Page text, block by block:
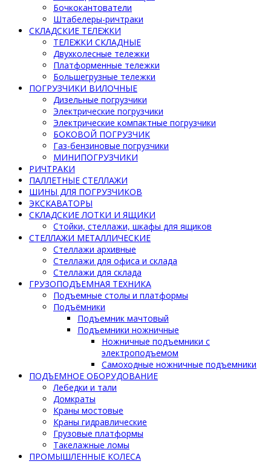
Бочкокантователи
Штабелеры-ричтраки
СКЛАДСКИЕ ТЕЛЕЖКИ
ТЕЛЕЖКИ СКЛАДНЫЕ
Двухколесные тележки
Платформенные тележки
Большегрузные тележки
ПОГРУЗЧИКИ ВИЛОЧНЫЕ
Дизельные погрузчики
Электрические погрузчики
Электрические компактные погрузчики
БОКОВОЙ ПОГРУЗЧИК
Газ-бензиновые погрузчики
МИНИПОГРУЗЧИКИ
РИЧТРАКИ
ПАЛЛЕТНЫЕ СТЕЛЛАЖИ
ШИНЫ ДЛЯ ПОГРУЗЧИКОВ
ЭКСКАВАТОРЫ
СКЛАДСКИЕ ЛОТКИ И ЯЩИКИ
Стойки, стеллажи, шкафы для ящиков
СТЕЛЛАЖИ МЕТАЛЛИЧЕСКИЕ
Стеллажи архивные
Стеллажи для офиса и склада
Стеллажи для склада
ГРУЗОПОДЪЕМНАЯ ТЕХНИКА
Подъемные столы и платформы
Подъёмники
Подъемник мачтовый
Подъемники ножничные
Ножничные подъемники с
электроподъемом
Самоходные ножничные подъемники
ПОДЪЕМНОЕ ОБОРУДОВАНИЕ
Лебедки и тали
Домкраты
Краны мостовые
Краны гидравлические
Грузовые платформы
Такелажные ломы
ПРОМЫШЛЕННЫЕ КОЛЕСА